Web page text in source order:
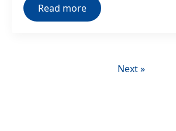
Read more
Next »